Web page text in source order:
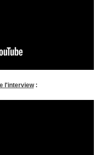
l'interview: